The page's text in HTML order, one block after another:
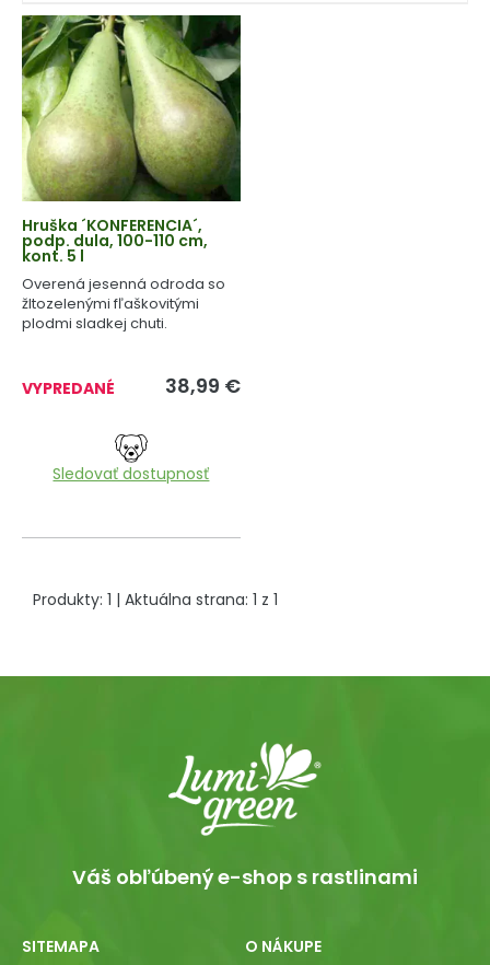
Hruška ´KONFERENCIA´,
podp. dula, 100-110 cm,
kont. 5 l
Overená jesenná odroda so
žltozelenými fľaškovitými
plodmi sladkej chuti.
VYPREDANÉ 38,99 €
Sledovať dostupnosť
Produkty: 1 | Aktuálna strana: 1 z 1
Váš obľúbený e-shop s rastlinami
SITEMAPA O NÁKUPE